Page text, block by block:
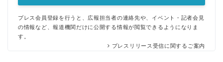
プレス会員登録を行うと、広報担当者の連絡先や、イベント・記者会見
の情報など、報道機関だけに公開する情報が閲覧できるようになりま
す。
プレスリリース受信に関するご案内